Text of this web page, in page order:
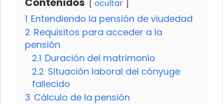
ocultar
1 Entendiendo la pensión de viudedad
2 Requisitos para acceder a la
pensión
2.1 Duración del matrimonio
2.2 Situación laboral del cónyuge
fallecido
3 Cálculo de la pensión